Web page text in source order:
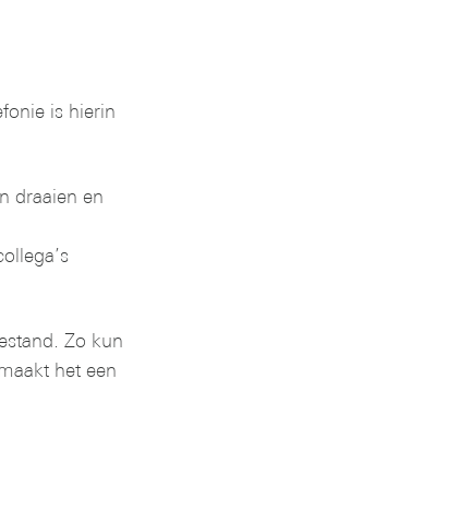
is hierin
draaien en
Zo kun
het een